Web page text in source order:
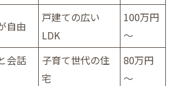
自由
戸建ての広い
LDK
100万円
～
会話
子育て世代の住
宅
80万円
～